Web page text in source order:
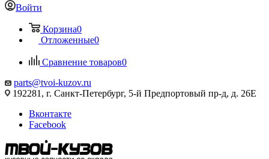
Войти
Корзина0
Отложенные0
Сравнение товаров0
parts@tvoi-kuzov.ru
192281, г. Санкт-Петербург, 5-й Предпортовый пр-д, д. 26Е
Вконтакте
Facebook